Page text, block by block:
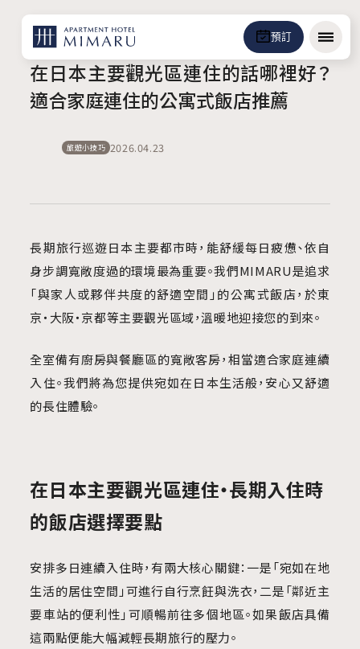
選單
預訂
在日本主要觀光區連住的話哪裡好？
適合家庭連住的公寓式飯店推薦
旅遊小技巧 2026.04.23
長期旅行巡遊日本主要都市時，能舒緩每日疲憊、依自
身步調寬敞度過的環境最為重要。我們MIMARU是追求
「與家人或夥伴共度的舒適空間」的公寓式飯店，於東
京・大阪・京都等主要觀光區域，溫暖地迎接您的到來。
全室備有廚房與餐廳區的寬敞客房，相當適合家庭連續
入住。我們將為您提供宛如在日本生活般，安心又舒適
的長住體驗。
在日本主要觀光區連住・長期入住時
的飯店選擇要點
安排多日連續入住時，有兩大核心關鍵：一是「宛如在地
生活的居住空間」可進行自行烹飪與洗衣，二是「鄰近主
要車站的便利性」可順暢前往多個地區。如果飯店具備
這兩點便能大幅減輕長期旅行的壓力。